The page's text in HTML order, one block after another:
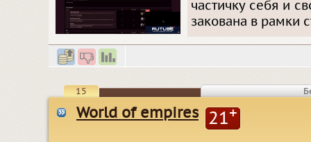
частичку себя и
закована в рамки
15
World of empires 21+